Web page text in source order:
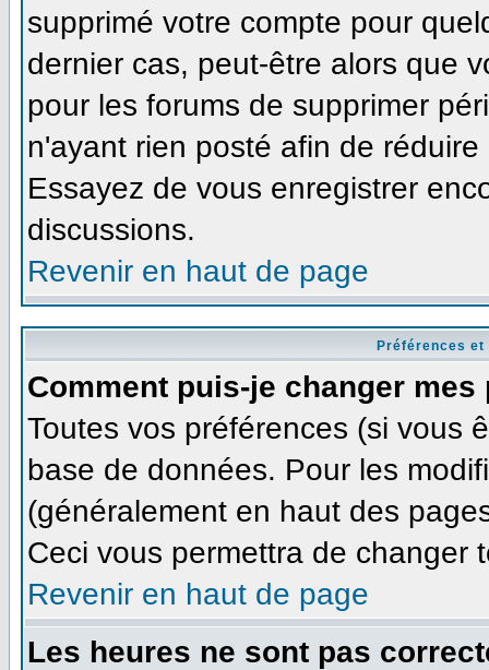
supprimé votre compte pour
dernier cas, peut-être alors que
pour les forums de supprimer
n'ayant rien posté afin de
Essayez de vous enregistrer
discussions.
Revenir en haut de page
Préférences
Comment puis-je changer mes
Toutes vos préférences (si vous
base de données. Pour les
(généralement en haut des
Ceci vous permettra de changer
Revenir en haut de page
Les heures ne sont pas